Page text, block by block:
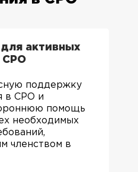
для активных
СРО
поддержку
в СРО и
помощь
необходимых
членством в